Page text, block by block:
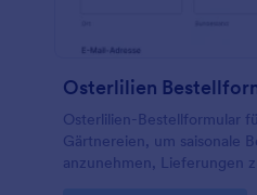
Osterlilien
Osterlilien-Bestellformular
Gärtnereien, um saisonale
anzunehmen, Lieferungen